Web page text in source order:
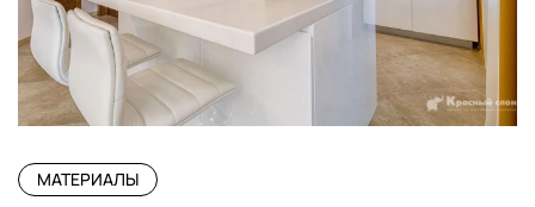
МАТЕРИАЛЫ